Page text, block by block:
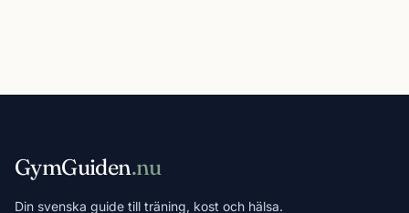
GymGuiden.nu
Din svenska guide till träning, kost och hälsa.